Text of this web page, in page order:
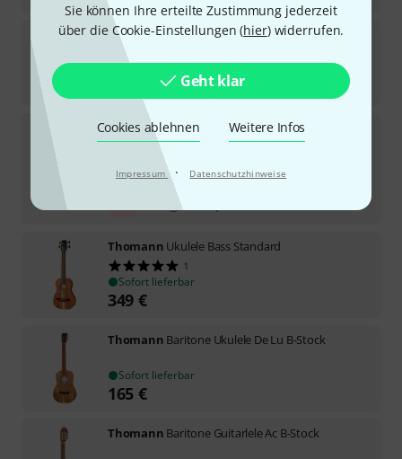
Sie können Ihre erteilte Zustimmung jederzeit
über die Cookie-Einstellungen (hier) widerrufen.
Geht klar
Cookies ablehnen Weitere Infos
Impressum · Datenschutzhinweise
ThomannBass Ukulele Side Hole
ThomannGuitarlele Standard B-Stock
Sofort lieferbar
127€
30-Tage-Bestpreis
Thomann Ukulele Bass Standard
1
Sofort lieferbar
349 €
Thomann Baritone Ukulele De Lu B-Stock
Sofort lieferbar
165 €
Thomann Baritone Guitarlele Ac B-Stock